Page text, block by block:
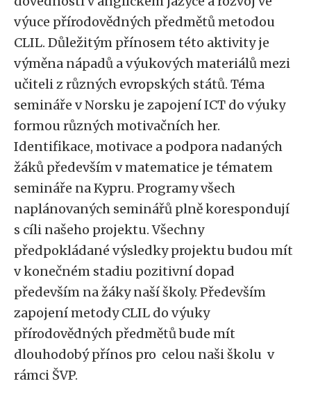
výuce přírodovědných předmětů metodou
CLIL. Důležitým přínosem této aktivity je
výměna nápadů a výukových materiálů mezi
učiteli z různých evropských států. Téma
semináře v Norsku je zapojení ICT do výuky
formou různých motivačních her.
Identifikace, motivace a podpora nadaných
žáků především v matematice je tématem
semináře na Kypru. Programy všech
naplánovaných seminářů plně korespondují
s cíli našeho projektu. Všechny
předpokládané výsledky projektu budou mít
v konečném stadiu pozitivní dopad
především na žáky naší školy. Především
zapojení metody CLIL do výuky
přírodovědných předmětů bude mít
dlouhodobý přínos pro celou naši školu v
rámci ŠVP.